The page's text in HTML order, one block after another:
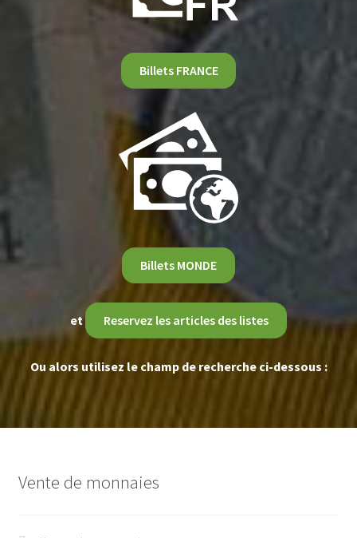
Billets FRANCE
Billets MONDE
et Reservez les articles des listes
Ou alors utilisez le champ de recherche ci-dessous :
Vente de monnaies